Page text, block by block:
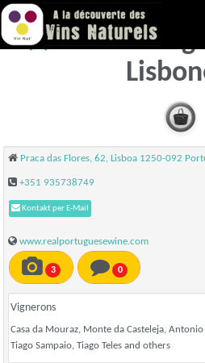
Real
Praca das Flores, 62, Lisboa 1250-092
+351 935738749
Kontakt per E-Mail
www.realportuguesewine.com
3 0
Vignerons
Casa da Mouraz, Monte da Casteleja,
Tiago Sampaio, Tiago Teles and others